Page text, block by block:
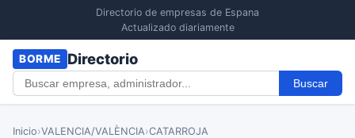
Directorio de empresas de Espana
Actualizado diariamente
BORME Directorio
Buscar
Inicio›VALENCIA/VALÈNCIA›CATARROJA